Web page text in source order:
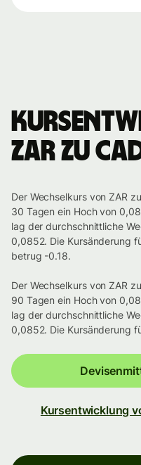
ZAR zu
Der Wechselkurs von ZAR
30 Tagen ein Hoch von
lag der durchschnittliche
0,0852. Die Kursänderung
betrug -0.18.
Der Wechselkurs von ZAR
90 Tagen ein Hoch von
lag der durchschnittliche
0,0852. Die Kursänderung
Kursentwicklung